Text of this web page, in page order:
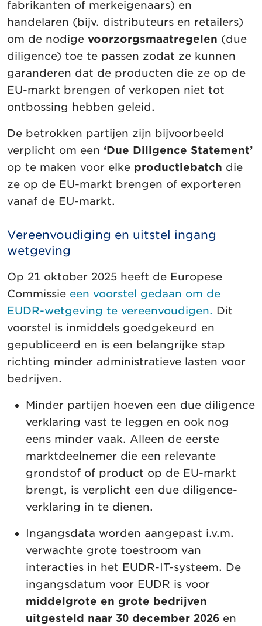
fabrikanten of merkeigenaars) en
handelaren (bijv. distributeurs en retailers)
om de nodige voorzorgsmaatregelen (due
diligence) toe te passen zodat ze kunnen
garanderen dat de producten die ze op de
EU-markt brengen of verkopen niet tot
ontbossing hebben geleid.
De betrokken partijen zijn bijvoorbeeld
verplicht om een ‘Due Diligence Statement’
op te maken voor elke productiebatch die
ze op de EU-markt brengen of exporteren
vanaf de EU-markt.
Vereenvoudiging en uitstel ingang
wetgeving
Op 21 oktober 2025 heeft de Europese
Commissie een voorstel gedaan om de
EUDR-wetgeving te vereenvoudigen. Dit
voorstel is inmiddels goedgekeurd en
gepubliceerd en is een belangrijke stap
richting minder administratieve lasten voor
bedrijven.
Minder partijen hoeven een due diligence
verklaring vast te leggen en ook nog
eens minder vaak. Alleen de eerste
marktdeelnemer die een relevante
grondstof of product op de EU-markt
brengt, is verplicht een due diligence-
verklaring in te dienen.
Ingangsdata worden aangepast i.v.m.
verwachte grote toestroom van
interacties in het EUDR-IT-systeem. De
ingangsdatum voor EUDR is voor
middelgrote en grote bedrijven
uitgesteld naar 30 december 2026 en